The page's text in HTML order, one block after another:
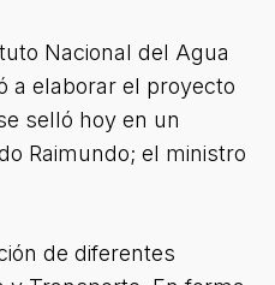
Nacional del Agua
a elaborar el proyecto
selló hoy en un
Raimundo; el ministro
de diferentes